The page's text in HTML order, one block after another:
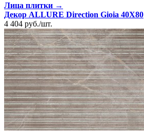
Лица плитки →
Декор ALLURE Direction Gioia 40X80
4 404 руб./шт.